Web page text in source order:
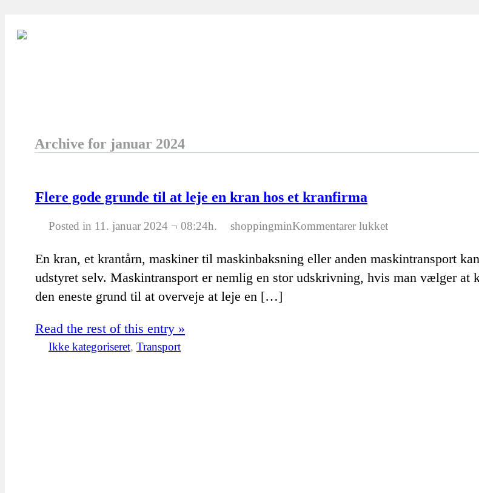
Archive for januar 2024
Flere gode grunde til at leje en kran hos et kranfirma
Posted in 11. januar 2024 ¬ 08:24h. shoppingminKommentarer lukkettil
gode
grunde
En kran, et krantårn, maskiner til maskinbaksning eller anden maskintransport
udstyret selv. Maskintransport er nemlig en stor udskrivning, hvis man vælger
den eneste grund til at overveje at leje en […]
Read the rest of this entry »
Ikke kategoriseret, Transport